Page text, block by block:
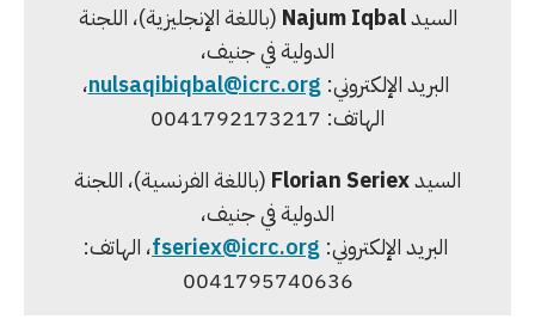
السيدNajum Iqbal (باللغة الإنجليزية)، اللجنة
الدولية في جنيف،
البريد الإلكتروني:nulsaqibiqbal@icrc.org،
الهاتف: 0041792173217
السيدFlorian Seriex (باللغة الفرنسية)، اللجنة
الدولية في جنيف،
البريد الإلكتروني: fseriex@icrc.org، الهاتف:
0041795740636